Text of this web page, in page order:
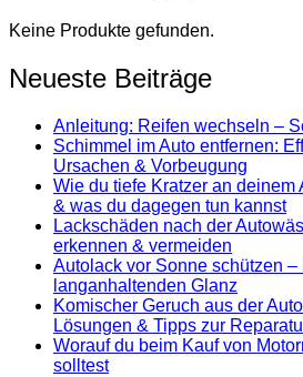
Keine Produkte gefunden.
Neueste Beiträge
Anleitung: Reifen wechseln –
Schimmel im Auto entfernen:
Ursachen & Vorbeugung
Wie du tiefe Kratzer an deinem
& was du dagegen tun kannst
Lackschäden nach der
erkennen & vermeiden
Autolack vor Sonne schützen
langanhaltenden Glanz
Komischer Geruch aus der
Lösungen & Tipps zur
Worauf du beim Kauf von
solltest